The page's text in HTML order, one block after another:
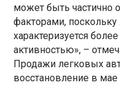
может быть частично
факторами,
характеризуется
активностью», –
Продажи легковых
восстановление в мае